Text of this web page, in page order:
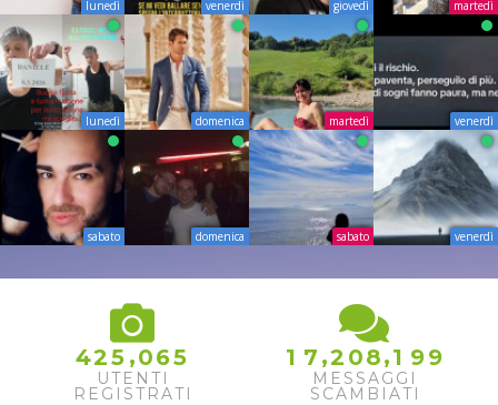
lunedì venerdì giovedì martedì
lunedì domenica martedì venerdì
sabato domenica sabato venerdì
425 ,065
UTENTI
REGISTRATI
1 7 ,2 08,1 99
MESSAGGI
SCAMBIATI